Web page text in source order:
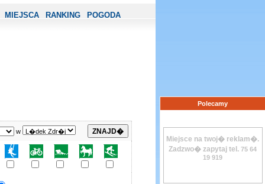
MIEJSCA RANKING POGODA
w
Polecamy
Miejsce na twoj� reklam�.
Zadzwo� zapytaj tel. 75 64
19 919